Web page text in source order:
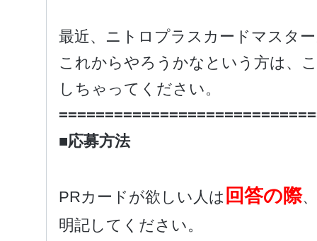
最近、ニトロプラスカードマスタ
これからやろうかなという方は、
しちゃってください。
■応募方法
PRカードが欲しい人は 回答の際
明記してください。